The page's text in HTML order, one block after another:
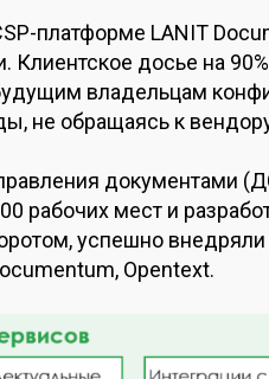
платформе LANIT
досье на
владельцам
не обращаясь к
документами
рабочих мест и
успешно внедряли
Opentext.